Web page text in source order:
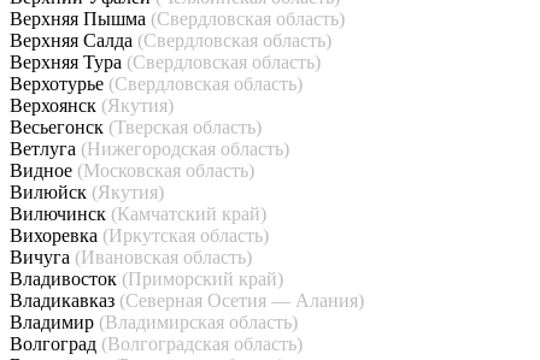
Верхняя Пышма (Свердловская область)
Верхняя Салда (Свердловская область)
Верхняя Тура (Свердловская область)
Верхотурье (Свердловская область)
Верхоянск (Якутия)
Весьегонск (Тверская область)
Ветлуга (Нижегородская область)
Видное (Московская область)
Вилюйск (Якутия)
Вилючинск (Камчатский край)
Вихоревка (Иркутская область)
Вичуга (Ивановская область)
Владивосток (Приморский край)
Владикавказ (Северная Осетия — Алания)
Владимир (Владимирская область)
Волгоград (Волгоградская область)